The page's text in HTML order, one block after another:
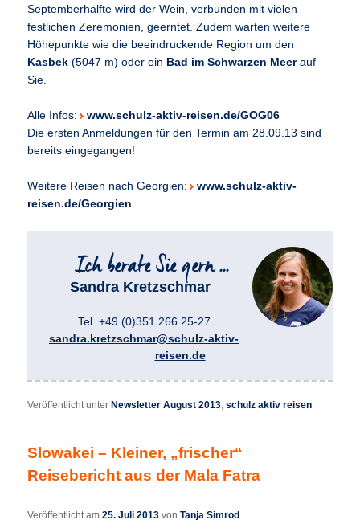
Septemberhälfte wird der Wein, verbunden mit vielen
festlichen Zeremonien, geerntet. Zudem warten weitere
Höhepunkte wie die beeindruckende Region um den
Kasbek(5047 m) oder ein Bad im Schwarzen Meerauf
Sie.
Alle Infos: www.schulz-aktiv-reisen.de/GOG06
Die ersten Anmeldungen für den Termin am 28.09.13 sind
bereits eingegangen!
Weitere Reisen nach Georgien: www.schulz-aktiv-
reisen.de/Georgien
Sandra Kretzschmar
Tel. +49 (0)351 266 25-27
sandra.kretzschmar@schulz-aktiv-
reisen.de
Veröffentlicht unter Newsletter August 2013,schulz aktiv reisen
Slowakei – Kleiner, „frischer“
Reisebericht aus der Mala Fatra
Veröffentlicht am25. Juli 2013 vonTanja Simrod